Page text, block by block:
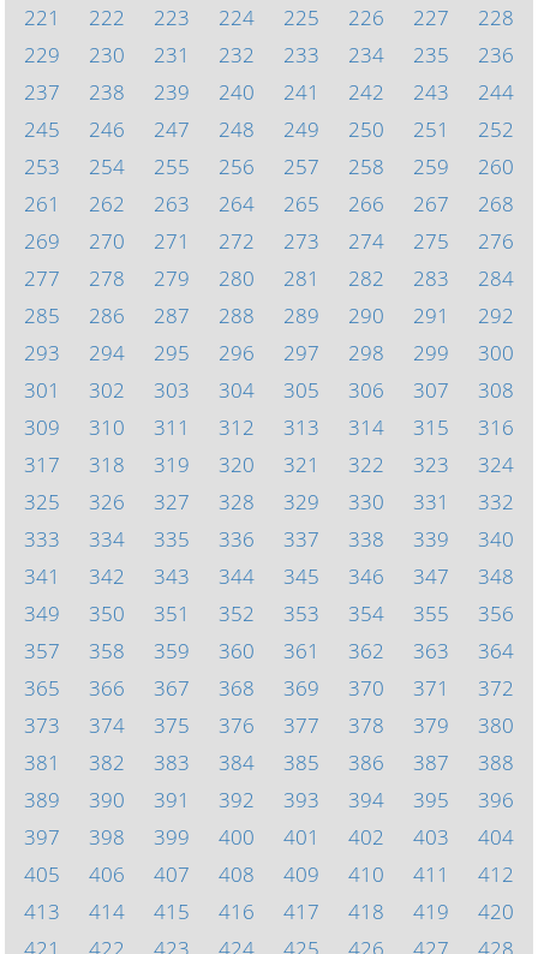
221
222 223 224 225 226 227
228
229
230 231 232 233 234 235
236
237
238 239 240 241 242 243
244
245
246 247 248 249 250 251
252
253
254 255 256 257 258 259
260
261
262 263 264 265 266 267
268
269
270 271 272 273 274 275
276
277
278 279 280 281 282 283
284
285
286 287 288 289 290 291
292
293
294 295 296 297 298 299
300
301
302 303 304 305 306 307
308
309
310 311 312 313 314 315
316
317
318 319 320 321 322 323
324
325
326 327 328 329 330 331
332
333
334 335 336 337 338 339
340
341
342 343 344 345 346 347
348
349
350 351 352 353 354 355
356
357
358 359 360 361 362 363
364
365
366 367 368 369 370 371
372
373
374 375 376 377 378 379
380
381
382 383 384 385 386 387
388
389
390 391 392 393 394 395
396
397
398 399 400 401 402 403
404
405
406 407 408 409 410 411
412
413
414 415 416 417 418 419
420